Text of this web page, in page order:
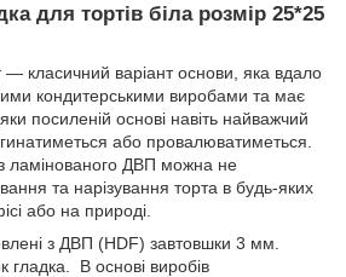
для тортів біла розмір 25*25
— класичний варіант основи, яка вдало
кондитерськими виробами та має
посиленій основі навіть найважчий
або провалюватиметься.
ламінованого ДВП можна не
та нарізування торта в будь-яких
або на природі.
з ДВП (HDF) завтовшки 3 мм.
гладка. В основі виробів